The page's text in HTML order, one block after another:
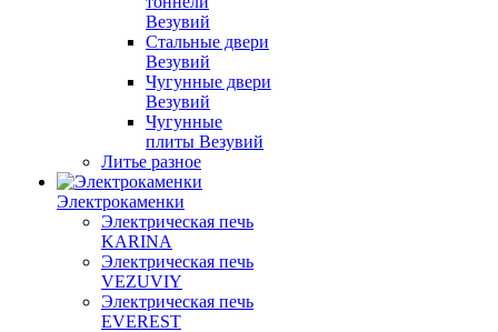
Везувий
Стальные двери
Везувий
Чугунные двери
Везувий
Чугунные
плиты Везувий
Литье разное
Электрокаменки
Электрическая печь
KARINA
Электрическая печь
VEZUVIY
Электрическая печь
EVEREST